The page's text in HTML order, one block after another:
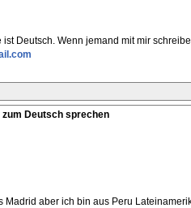
Deutsch. Wenn jemand mit mir
Deutsch sprechen
Madrid aber ich bin aus Peru